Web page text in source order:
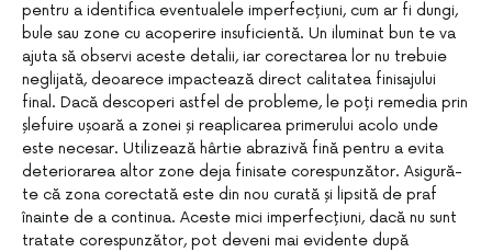
pentru a identifica eventualele imperfecțiuni, cum ar fi dungi,
bule sau zone cu acoperire insuficientă. Un iluminat bun te va
ajuta să observi aceste detalii, iar corectarea lor nu trebuie
neglijată, deoarece impactează direct calitatea finisajului
final. Dacă descoperi astfel de probleme, le poți remedia prin
șlefuire ușoară a zonei și reaplicarea primerului acolo unde
este necesar. Utilizează hârtie abrazivă fină pentru a evita
deteriorarea altor zone deja finisate corespunzător. Asigură-
te că zona corectată este din nou curată și lipsită de praf
înainte de a continua. Aceste mici imperfecțiuni, dacă nu sunt
tratate corespunzător, pot deveni mai evidente după